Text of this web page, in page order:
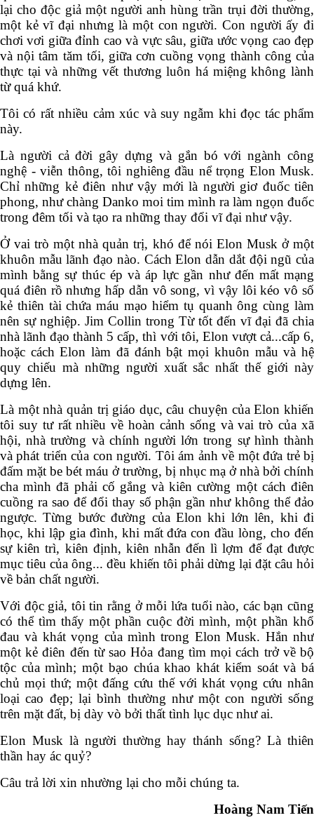
Bằng cách dẫn chuyện và lập luận tài tình đó, ông dứt
khoát gỡ vỏ bọc hào nhoáng mà truyền thông tô vẽ
quanh Musk - cốt chỉ phục vụ dư luận khát tin xuống,
trả lại cho độc giả một người anh hùng trần trụi đời
thường, một kẻ vĩ đại nhưng là một con người. Con
người ấy đi chơi vơi giữa đỉnh cao và vực sâu, giữa ước
thành công của thực tại và những vết thương luôn há
miệng không lành từ quá khứ.
Tôi có rất nhiều cảm xúc và suy ngẫm khi đọc tác phẩm
này.
Là người cả đời gây dựng và gắn bó với ngành công
nghệ - viễn thông, tôi nghiêng đầu nể trọng Elon
đuốc tiên phong, như chàng Danko moi tim mình ra
làm ngọn đuốc trong đêm tối và tạo ra những thay đổi
vĩ đại như vậy.
Ở vai trò một nhà quản trị, khó để nói Elon Musk ở
một khuôn mẫu lãnh đạo nào. Cách Elon dẫn dắt đội
ngũ của mình bằng sự thúc ép và áp lực gần như đến
mất mạng quá điên rồ nhưng hấp dẫn vô song, vì vậy
lôi kéo vô số kẻ thiên tài chứa máu mạo hiểm tụ quanh
ông cùng làm nên sự nghiệp. Jim Collin trong Từ tốt
Elon vượt cả...cấp 6, hoặc cách Elon làm đã đánh bật
mọi khuôn mẫu và hệ quy chiếu mà những người xuất
sắc nhất thế giới này dựng lên.
Là một nhà quản trị giáo dục, câu chuyện của Elon
khiến tôi suy tư rất nhiều về hoàn cảnh sống và vai trò
của xã hội, nhà trường và chính người lớn trong sự
hình thành và phát triển của con người. Tôi ám ảnh về
một đứa trẻ bị đấm mặt be bét máu ở trường, bị nhục
mạ ở nhà bởi chính cha mình đã phải cố gắng và kiên
cường một cách điên cuồng ra sao để đổi thay số phận
gần như không thể đảo ngược. Từng bước đường của
đứa con đầu lòng, cho đến sự kiên trì, kiên định, kiên
nhẫn đến lì lợm để đạt được mục tiêu của ông... đều
khiến tôi phải dừng lại đặt câu hỏi về bản chất người.
Với độc giả, tôi tin rằng ở mỗi lứa tuổi nào, các bạn
cũng có thể tìm thấy một phần cuộc đời mình, một
phần khổ đau và khát vọng của mình trong Elon Musk.
Hắn như một kẻ điên đến từ sao Hỏa đang tìm mọi cách
soát và bá chủ mọi thứ; một đấng cứu thế với khát vọng
cứu nhân loại cao đẹp; lại bình thường như một con
người sống trên mặt đất, bị dày vò bởi thất tình lục dục
như ai.
Elon Musk là người thường hay thánh sống? Là thiên